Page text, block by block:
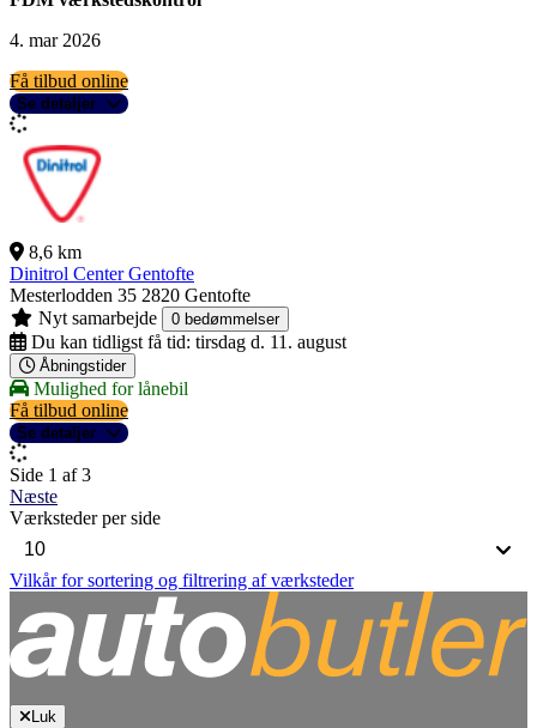
4. mar 2026
Få tilbud online
Se detaljer
8,6 km
Dinitrol Center Gentofte
Mesterlodden 35 2820 Gentofte
Nyt samarbejde
0 bedømmelser
Du kan tidligst få tid: tirsdag d. 11. august
Åbningstider
Mulighed for lånebil
Få tilbud online
Se detaljer
Side 1 af 3
Næste
Værksteder per side
Vilkår for sortering og filtrering af værksteder
Luk